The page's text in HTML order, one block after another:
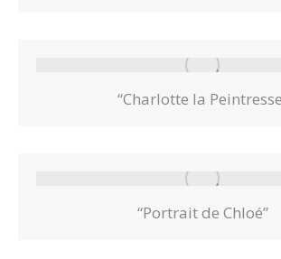
“Charlotte la
“Portrait de Chloé”